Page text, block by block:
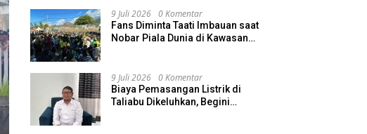
9 Juli 2026 0 Komentar
Fans Diminta Taati Imbauan saat
Nobar Piala Dunia di Kawasan
9 Juli 2026 0 Komentar
Biaya Pemasangan Listrik di
Taliabu Dikeluhkan, Begini